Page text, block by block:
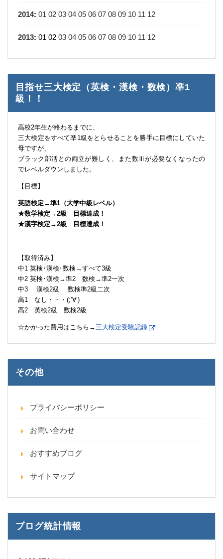
2014: 01 02 03 04 05 06 07 08 09 10 11 12
2013: 01 02 03 04 05 06 07 08 09 10 11 12
目指せ三大検定（英検・漢検・数検）凖1
級！！
高校2年生が終わるまでに、
三大検定をすべて凖1級をとらせることを勝手に目標にしていた
母ですが、
ブラック部活との両立が難しく、また数Ⅲが必要なくなったの
でレベルダウンしました。
【目標】
英語検定→準1（大学中級レベル）
★数学検定→2級 目標達成！
★漢字検定→2級 目標達成！
【取得済み】
中1 英検･漢検･数検→すべて3級
中2 英検･漢検→準2 数検→準2一次
中3 漢検2級 数検準2級二次
高1 なし・・・(;’∀’)
高2 英検2級 数検2級
☆かかった費用はこちら→三大検定受験記録
その他
プライバシーポリシー
お問い合わせ
おすすめブログ
サイトマップ
ブログ統計情報